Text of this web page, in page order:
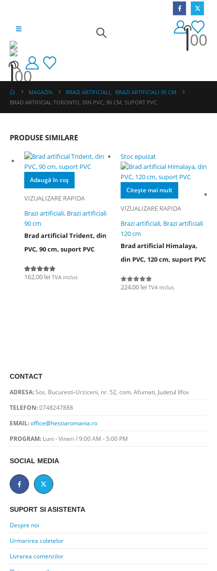
00
00
MAGAZIN BRAZI ARTIFICIALI
BRAZI ARTIFICIALI 90 CM
BRAD ARTIFICIAL TORONTO, DIN PVC, 90 CM, SUPORT PVC
PRODUSE SIMILARE
Adaugă în coș
VIZUALIZARE RAPIDA
Brazi artificiali, Brazi artificiali
90 cm
Brad artificial Trident, din
PVC, 90 cm, suport PVC
5.00out of 5
162,00 lei TVA inclus
Stoc epuizat
Citește mai mult
VIZUALIZARE RAPIDA
Brazi artificiali, Brazi artificiali
120 cm
Brad artificial Himalaya,
din PVC, 120 cm, suport PVC
0out of 5
224,00 lei TVA inclus
CONTACT
ADRESA:Sos. Bucuresti-Urziceni, nr. 52, com. Afumati, Judetul Ilfov
TELEFON:0748247888
EMAIL:office@hestiaromania.ro
PROGRAM: Luni - Vineri / 9:00 AM - 5:00 PM
SOCIAL MEDIA
SUPORT SI ASISTENTA
Despre noi
Urmarirea coletelor
Livrarea comenzilor